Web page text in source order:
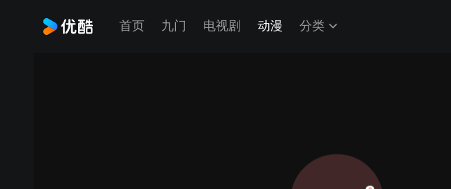
首页 九门 电视剧 动漫 分类